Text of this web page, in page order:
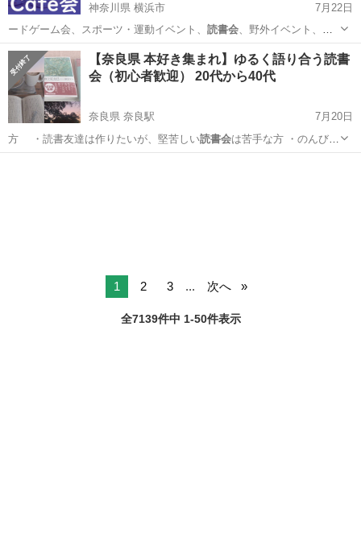
神奈川県 横浜市
7月22日
ードゲーム会、スポーツ・運動イベント、 読書会、野外イベント、飲
み会、他一部のイベン…
神奈川 横浜市 その他 会場
【奈良県 本好き集まれ】ゆるく語り合う読書
会（初心者歓迎） 20代から40代
奈良県 奈良駅
7月20日
方 ・読書友達は作りたいが、堅苦しい読書会は苦手な方 ・のんびり
した雰囲気が好き…
1 2 3 ... 次へ
全7139件中 1-50件表示